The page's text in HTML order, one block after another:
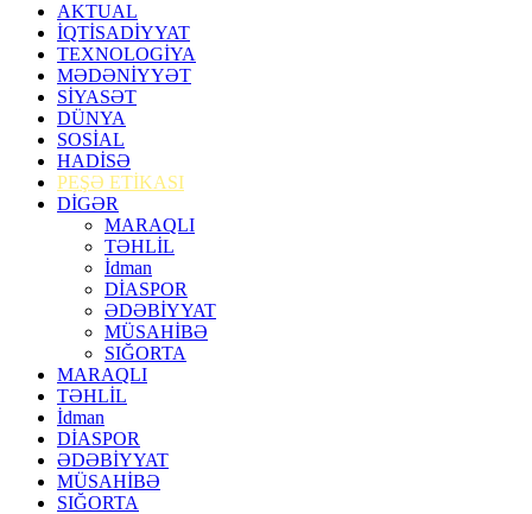
AKTUAL
İQTİSADİYYAT
TEXNOLOGİYA
MƏDƏNİYYƏT
SİYASƏT
DÜNYA
SOSİAL
HADİSƏ
PEŞƏ ETİKASI
DİGƏR
MARAQLI
TƏHLİL
İdman
DİASPOR
ƏDƏBİYYAT
MÜSAHİBƏ
SIĞORTA
MARAQLI
TƏHLİL
İdman
DİASPOR
ƏDƏBİYYAT
MÜSAHİBƏ
SIĞORTA